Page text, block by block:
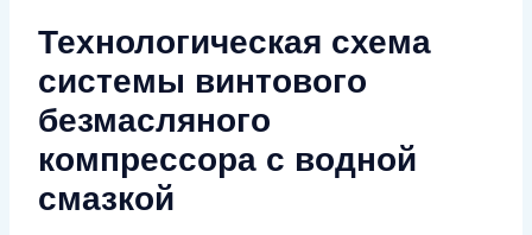
Технологическая схема
системы винтового
безмасляного
компрессора с водной
смазкой